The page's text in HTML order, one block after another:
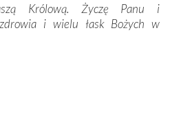
Fatimy reprezentanci
Najmłodszy uczestnik
pan Zdzisław – już 94.
tu przyjechać
– księdza Krzysztofa.
Królową. Życzę Panu i
i wielu łask Bożych w